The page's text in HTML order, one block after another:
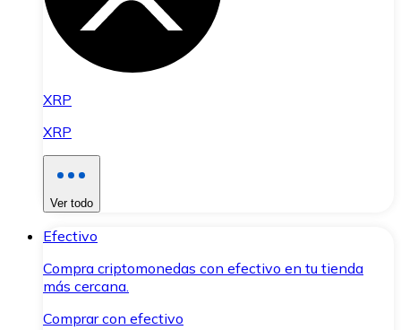
XRP
XRP
Ver todo
Efectivo
Compra criptomonedas con efectivo en tu tienda
más cercana.
Comprar con efectivo